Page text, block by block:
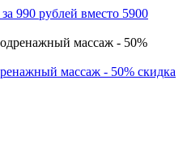
990 рублей вместо 5900
массаж - 50% скидка